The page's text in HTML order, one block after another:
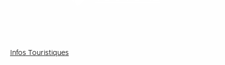
Infos Touristiques